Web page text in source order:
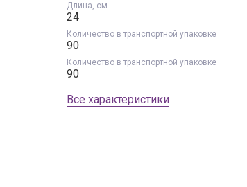
Длина, см
24
Количество в транспортной упаковке
90
Количество в транспортной упаковке
90
Все характеристики
Запомнить меня
Войти Я не помню пароль